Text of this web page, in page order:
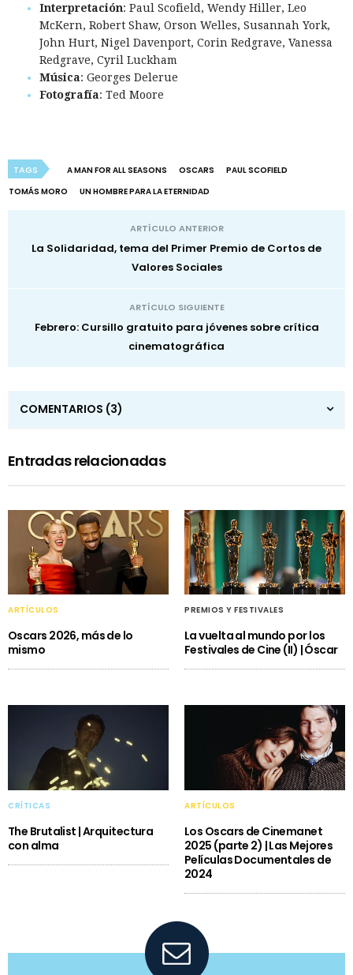
Interpretación: Paul Scofield, Wendy Hiller, Leo
McKern, Robert Shaw, Orson Welles, Susannah York,
John Hurt, Nigel Davenport, Corin Redgrave, Vanessa
Redgrave, Cyril Luckham
Música: Georges Delerue
Fotografía: Ted Moore
TAGS A MAN FOR ALL SEASONS OSCARS
PAUL SCOFIELD
TOMÁS MORO
UN HOMBRE PARA LA ETERNIDAD
ARTÍCULO ANTERIOR
La Solidaridad, tema del Primer Premio de Cortos de
Valores Sociales
ARTÍCULO SIGUIENTE
Febrero: Cursillo gratuito para jóvenes sobre crítica
cinematográfica
COMENTARIOS (3)
Entradas relacionadas
ARTÍCULOS
Oscars 2026, más de lo
mismo
PREMIOS Y FESTIVALES
La vuelta al mundo por los
Festivales de Cine (II) | Óscar
CRÍTICAS
The Brutalist | Arquitectura
con alma
ARTÍCULOS
Los Oscars de Cinemanet
2025 (parte 2) | Las Mejores
Películas Documentales de
2024